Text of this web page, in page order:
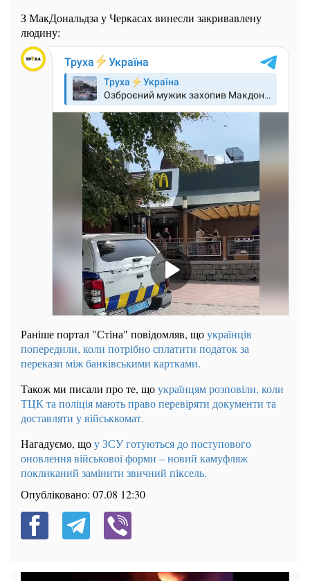
З МакДональдза у Черкасах винесли закривавлену
людину:
Раніше портал "Стіна" повідомляв, щоукраїнців
попередили, коли потрібно сплатити податок за
перекази між банківськими картками.
Також ми писали про те, щоукраїнцям розповіли, коли
ТЦК та поліція мають право перевіряти документи та
доставляти у військкомат.
Нагадуємо, щоу ЗСУ готуються до поступового
оновлення військової форми – новий камуфляж
покликаний замінити звичний піксель.
Опубліковано: 07.08 12:30